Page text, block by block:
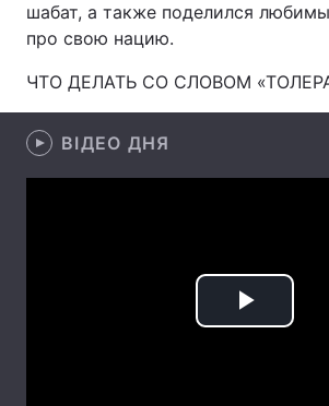
Спорт
Техно і зв'язок Лайт
шабат, а также поделился
про свою нацию.
ЧТО ДЕЛАТЬ СО СЛОВОМ
ВІДЕО ДНЯ
Play